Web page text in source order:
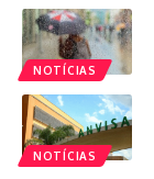
NOTÍCIAS
NOTÍCIAS